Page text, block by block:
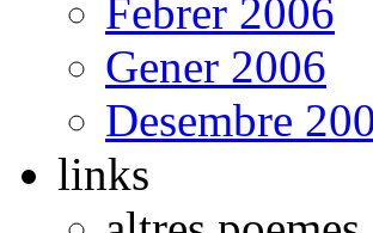
Febrer 2006
Gener 2006
Desembre
links